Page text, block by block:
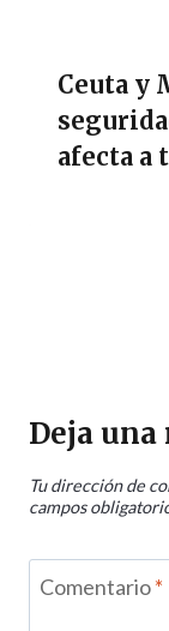
Ceuta y
afecta a
Deja una
Tu dirección de
campos
Comentario*